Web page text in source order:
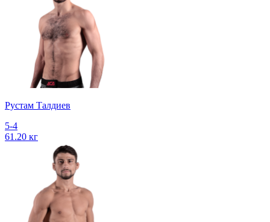
Рустам Талдиев
5-4
61.20 кг